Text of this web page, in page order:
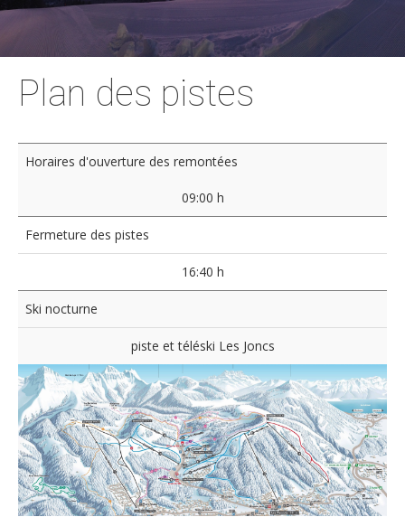
Plan des pistes
Horaires d'ouverture des remontées
09:00 h
Fermeture des pistes
16:40 h
Ski nocturne
piste et téléski Les Joncs